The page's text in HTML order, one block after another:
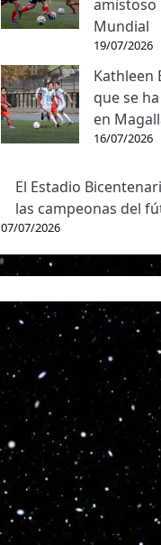
amistoso
Mundial
19/07/2026
Kathleen
que se
en
16/07/2026
El Estadio
las campeonas del
07/07/2026